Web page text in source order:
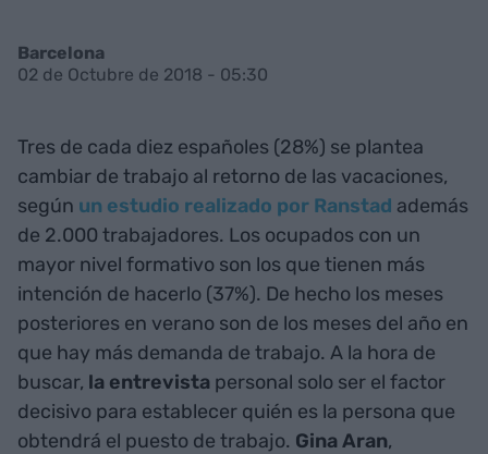
Barcelona
02 de Octubre de 2018 - 05:30
Tres de cada diez españoles (28%) se plantea
cambiar de trabajo al retorno de las vacaciones,
según un estudio realizado por Ranstad además
de 2.000 trabajadores. Los ocupados con un
mayor nivel formativo son los que tienen más
intención de hacerlo (37%). De hecho los meses
posteriores en verano son de los meses del año en
que hay más demanda de trabajo. A la hora de
buscar, la entrevista personal solo ser el factor
decisivo para establecer quién es la persona que
obtendrá el puesto de trabajo. Gina Aran,